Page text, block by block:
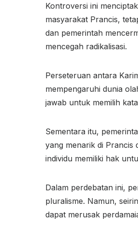
Kontroversi ini
masyarakat Prancis,
dan pemerintah
mencegah radikalisasi.
Perseteruan antara
mempengaruhi dunia
jawab untuk memilih
Sementara itu,
yang menarik di Prancis
individu memiliki hak
Dalam perdebatan ini,
pluralisme. Namun,
dapat merusak